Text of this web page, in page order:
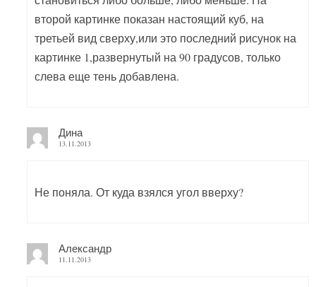
второй картинке показан настоящий куб, на
третьей вид сверху,или это последний рисунок на
картинке 1,развернутый на 90 градусов, только
слева еще тень добавлена.
Дина
13.11.2013
Не поняла. От куда взялся угол вверху?
Александр
11.11.2013